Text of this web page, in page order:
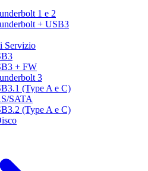
1 e 2
+ USB3
Servizio
+ FW
3
(Type A e C)
SATA
(Type A e C)